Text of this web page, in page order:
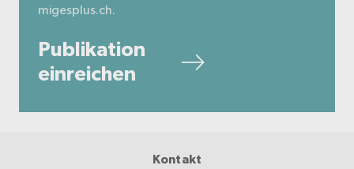
migesplus.ch.
Publikation
einreichen
Kontakt